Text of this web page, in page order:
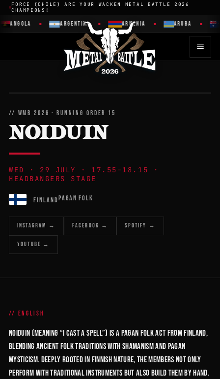
FORCE (CHILE) ARE YOUR WACKEN METAL BATTLE 2026
CHAMPIONS!
ANGOLA ARGENTINA ARMENIA ARUBA
// WMB 2026 · RUNNING ORDER 15
NOIDUIN
WED · 29 JULY · 17.55–18.15 ·
HEADBANGERS STAGE
FINLANDPAGAN FOLK
INSTAGRAM → FACEBOOK → SPOTIFY →
YOUTUBE →
ENGLISH
Noiduin (meaning “I cast a spell”) is a pagan folk act from Finland,
blending ancient folk traditions with shamanism and pagan
mysticism. Deeply rooted in Finnish nature, the members not only
perform with traditional instruments but also build them by hand.